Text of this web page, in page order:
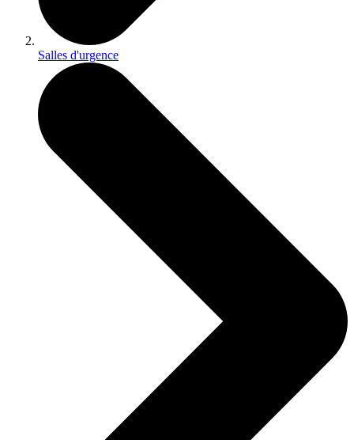
Salles d'urgence